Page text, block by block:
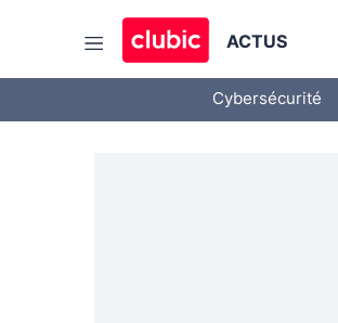
ACTUS
Cybersécurité